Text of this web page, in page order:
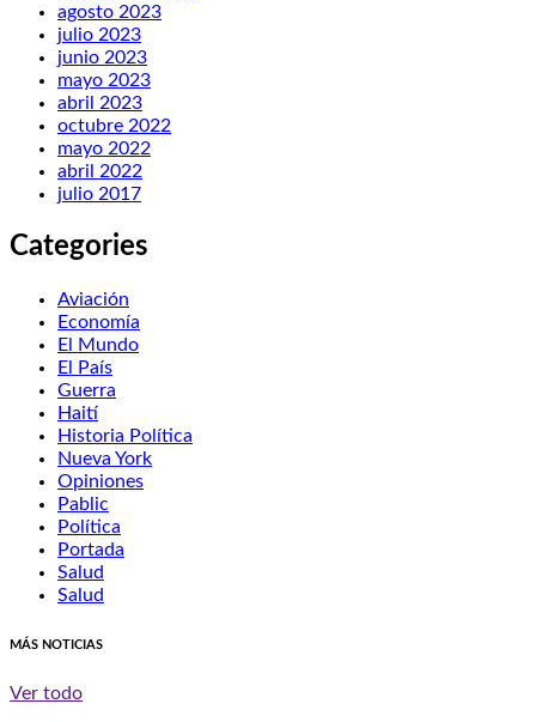
agosto 2023
julio 2023
junio 2023
mayo 2023
abril 2023
octubre 2022
mayo 2022
abril 2022
julio 2017
Categories
Aviación
Economía
El Mundo
El País
Guerra
Haití
Historia Política
Nueva York
Opiniones
Pablic
Política
Portada
Salud
Salud
MÁS NOTICIAS
Ver todo